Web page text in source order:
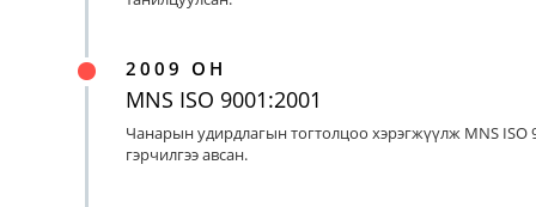
2009 ОН
MNS ISO 9001:2001
Чанарын удирдлагын тогтолцоо хэрэгжүүлж MNS ISO
гэрчилгээ авсан.